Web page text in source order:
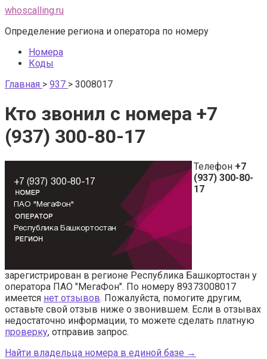
Перейти
контенту
whoscalling.ru
Определение региона и оператора по номеру
Номера
Коды
Главная > 937 > 3008017
Кто звонил с номера +7
(937) 300-80-17
Телефон +7
(937) 300-80-
17
зарегистрирован в регионе Республика Башкортостан у
оператора ПАО "МегаФон". По номеру 89373008017
имеется нет отзывов. Пожалуйста, помогите другим,
оставьте свой отзыв ниже о звонившем. Если в отзывах
недостаточно информации, то можете сделать платную
проверку, отправив запрос.
Найти владельца номера в единой базе →